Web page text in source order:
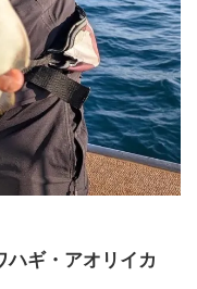
ギ・アオリイカ